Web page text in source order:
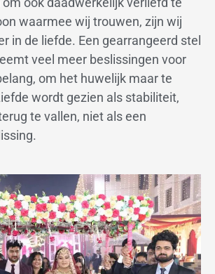
waarmee wij trouwen, zijn wij
in de liefde. Een gearrangeerd stel
veel meer beslissingen voor
om het huwelijk maar te
wordt gezien als stabiliteit,
te vallen, niet als een